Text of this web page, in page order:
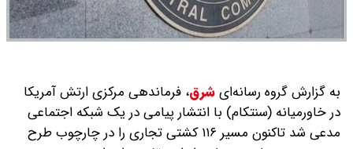
به گزارش گروه رسانه‌ایشرق، فرماندهی مرکزی ارتش آمریکا
در خاورمیانه (سنتکام) با انتشار پیامی در یک شبکه اجتماعی
مدعی شد تاکنون مسیر ۱۱۶ کشتی تجاری را در چارچوب طرح